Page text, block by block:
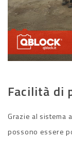
Facilità di
Grazie al sistema
possono essere